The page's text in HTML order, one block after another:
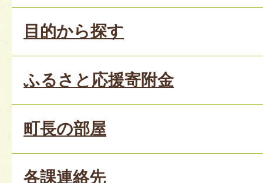
目的から探す
ふるさと応援寄附金
町長の部屋
各課連絡先